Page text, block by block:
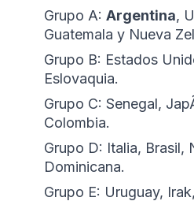
Grupo A: Argentina,
Guatemala y Nueva
Grupo B: Estados
Eslovaquia.
Grupo C: Senegal,
Colombia.
Grupo D: Italia, Brasil,
Dominicana.
Grupo E: Uruguay,